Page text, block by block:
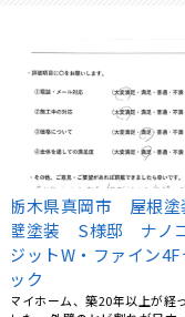
宇都宮市 O様邸 防
バルコニーから雨漏りが発生
ため、地元の業者さんで探し
ころ、リフォームの森さん･･･